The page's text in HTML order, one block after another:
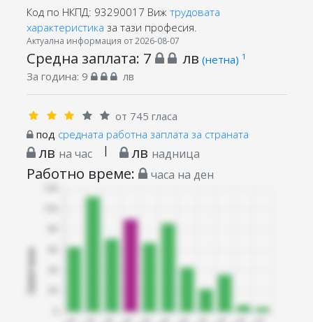
Код по НКПД: 93290017 Виж трудовата
характеристика за тази професия.
Актуална информация от 2026-08-07
Средна заплата: 7 лв (нетна) 1
За година: 9 лв
от 745 гласа
под средната работна заплата за страната
лв на час | лв надница
Работно време: часа на ден